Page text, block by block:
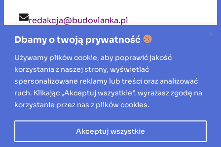
Dbamy o twoją prywatność
Używamy plików cookie, aby poprawić jakość
korzystania z naszej strony, wyświetlać
spersonalizowane reklamy lub treści oraz analizować
ruch. Klikając „Akceptuj wszystkie”, wyrażasz zgodę na
korzystanie przez nas z plików cookies.
Akceptuj wszystkie
redakcja@budovlanka.pl
Inspiracje, porady i aktualności ze świata
budownictwa, remontów oraz aranżacji
wnętrz.
Wszelkie prawa zastrzeżone © 2026